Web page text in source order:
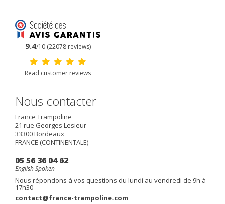
9.4/10 (22078 reviews)
Read customer reviews
Nous contacter
France Trampoline
21 rue Georges Lesieur
33300Bordeaux
FRANCE (CONTINENTALE)
05 56 36 04 62
English Spoken
Nous répondons à vos questions du lundi au vendredi de 9h à
17h30
contact@france-trampoline.com